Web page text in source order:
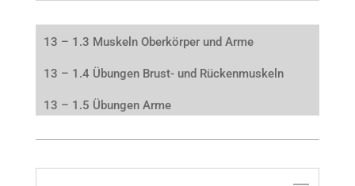
13 – 1.3 Muskeln Oberkörper und Arme
13 – 1.4 Übungen Brust- und Rückenmuskeln
13 – 1.5 Übungen Arme